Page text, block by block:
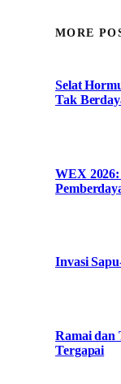
MORE
Selat
Tak
WEX
Invasi
Ramai dan
Tergapai